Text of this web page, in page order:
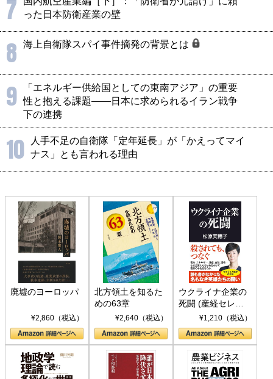
7
った日本防衛産業の壁
8 海上自衛隊スパイ事件摘発の背景とは
9
「エネルギー供給国としての東南アジア」の重要
性と抱える課題――日本に求められるイラン戦争
下の連携
10
人手不足の自衛隊「定年延長」が「かえってマイ
ナス」とも言われる理由
廃墟のヨーロッパ
¥2,860（税込）
北方領土を知るた
めの63章
¥2,640（税込）
ウクライナ企業の
死闘 (産経セレク
ト S 039)¥1,210（税込）